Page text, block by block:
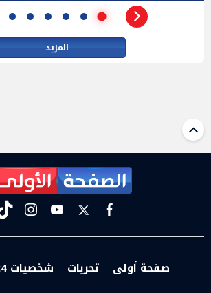
المزيد
facebook
twitter
youtube
صفحة أولى تحريات شخصيات 24